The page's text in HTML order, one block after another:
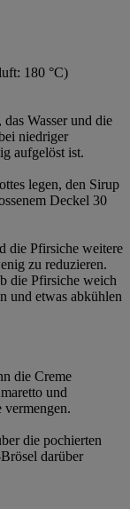
180 °C)
Wasser und die
niedriger
aufgelöst ist.
legen, den Sirup
Deckel 30
die Pfirsiche weitere
zu reduzieren.
die Pfirsiche weich
und etwas abkühlen
die Creme
und
vermengen.
die pochierten
darüber